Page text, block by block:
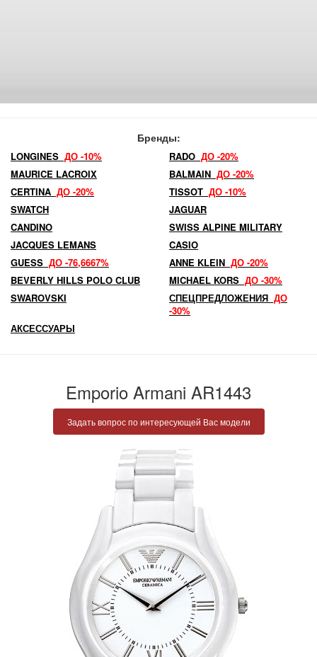
Бренды:
LONGINES ДО -10% RADO ДО -20%
MAURICE LACROIX
BALMAIN ДО -20%
CERTINA ДО -20% TISSOT ДО -10%
SWATCH
JAGUAR
CANDINO
SWISS ALPINE MILITARY
JACQUES LEMANS
CASIO
GUESS ДО -76,6667% ANNE KLEIN ДО -20%
BEVERLY HILLS POLO CLUB
MICHAEL KORS ДО -30%
SWAROVSKI
СПЕЦПРЕДЛОЖЕНИЯ ДО
-30%
АКСЕССУАРЫ
Emporio Armani AR1443
Задать вопрос по интересующей Вас модели